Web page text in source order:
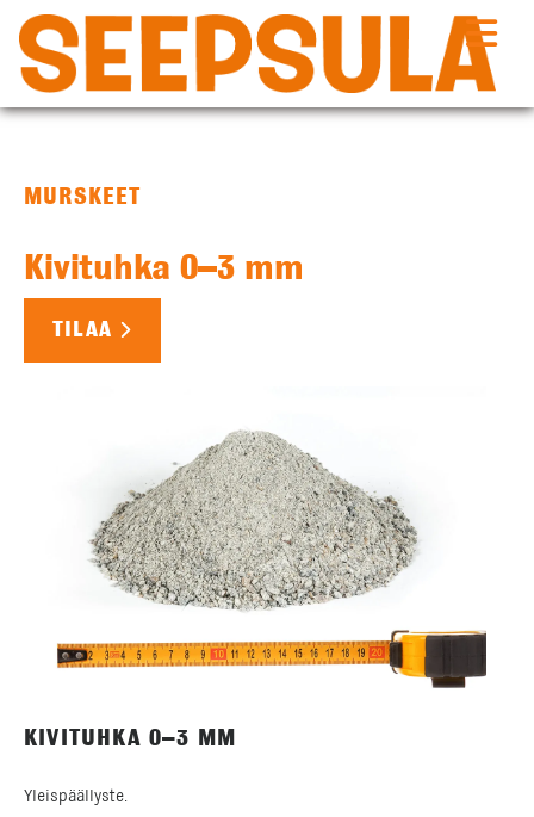
Siirry
sisältöön
MURSKEET
Kivituhka 0–3 mm
TILAA
KIVITUHKA 0–3 MM
Yleispäällyste.